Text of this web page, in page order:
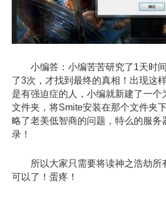
小编答：小编苦苦研究了1天时间
了3次，才找到最终的真相！出现这
是有强迫症的人，小编就新建了一个
文件夹，将Smite安装在那个文件夹
略了老美低智商的问题，特么的服务
录！
所以大家只需要将读神之浩劫所
可以了！蛋疼！